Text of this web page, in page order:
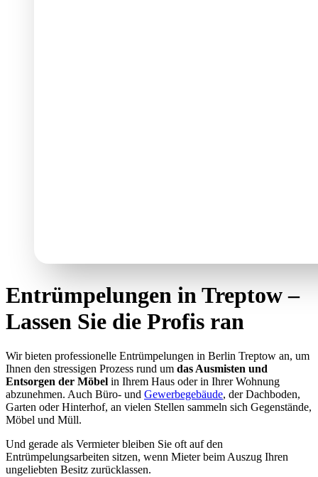
Entrümpelungen in Treptow –
Lassen Sie die Profis ran
Wir bieten professionelle Entrümpelungen in Berlin Treptow an, um
Ihnen den stressigen Prozess rund um das Ausmisten und
Entsorgen der Möbel in Ihrem Haus oder in Ihrer Wohnung
abzunehmen. Auch Büro- und Gewerbegebäude, der Dachboden,
Garten oder Hinterhof, an vielen Stellen sammeln sich Gegenstände,
Möbel und Müll.
Und gerade als Vermieter bleiben Sie oft auf den
Entrümpelungsarbeiten sitzen, wenn Mieter beim Auszug Ihren
ungeliebten Besitz zurücklassen.